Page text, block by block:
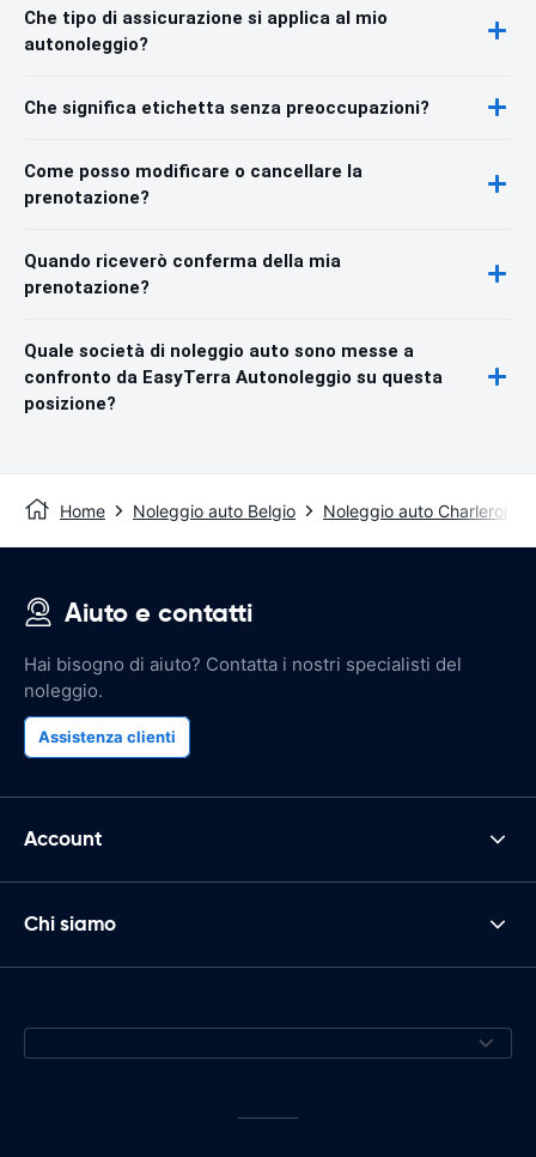
Che tipo di assicurazione si applica al mio
autonoleggio?
Che significa etichetta senza preoccupazioni?
Come posso modificare o cancellare la
prenotazione?
Quando riceverò conferma della mia
prenotazione?
Quale società di noleggio auto sono messe a
confronto da EasyTerra Autonoleggio su questa
posizione?
Home Noleggio auto Belgio Noleggio auto Charleroi
Aiuto e contatti
Hai bisogno di aiuto? Contatta i nostri specialisti del
noleggio.
Assistenza clienti
Account
Chi siamo